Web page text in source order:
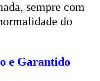
sempre com
do
e Garantido